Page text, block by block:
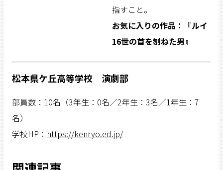
指すこと。
お気に入りの作品：『ルイ
16世の首を刎ねた男』
松本県ケ丘高等学校 演劇部
部員数：10名（3年生：0名／2年生：3名／1年生：7
名）
学校HP： https://kenryo.ed.jp/